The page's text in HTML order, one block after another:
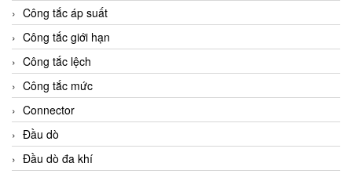
Công tắc áp suất
Công tắc giới hạn
Công tắc lệch
Công tắc mức
Connector
Đầu dò
Đầu dò đa khí